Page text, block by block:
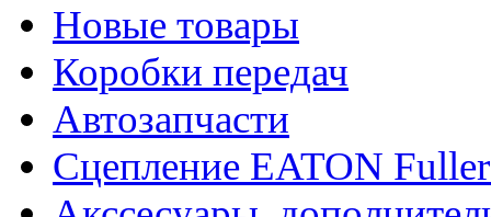
Новые товары
Коробки передач
Автозапчасти
Сцепление EATON